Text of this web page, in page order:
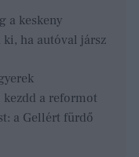
a keskeny
ki, ha autóval jársz
a reformot
a Gellért fürdő